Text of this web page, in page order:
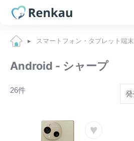
スマートフォン・タブレット端末
Android - シャープ
26件
♥